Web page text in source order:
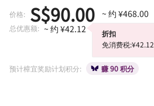
价格: S$90.00 ~ 约 ¥468.00
总优惠额: ~ 约 ¥42.12
折扣
免消费税:¥42.12
预计樟宜奖励计划积分: 赚 90 积分